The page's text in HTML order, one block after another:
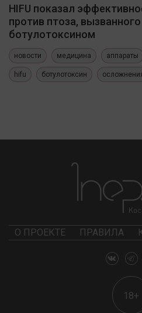
HIFU показал
против птоза, вызванного
ботулотоксином
новости медицина аппараты
hifu ботулотоксин
О ПРОЕКТЕ ПРАВИЛА
18+